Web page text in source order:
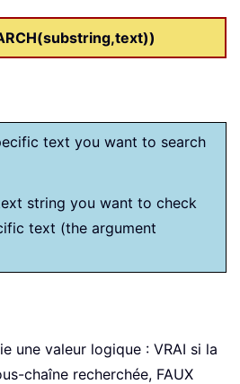
text you want to search
string you want to check
text (the argument
une valeur logique : VRAI si la
chaîne recherchée, FAUX